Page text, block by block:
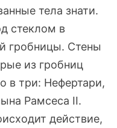
тела знати.
стеклом в
гробницы. Стены
из гробниц
в три: Нефертари,
Рамсеса II.
действие,